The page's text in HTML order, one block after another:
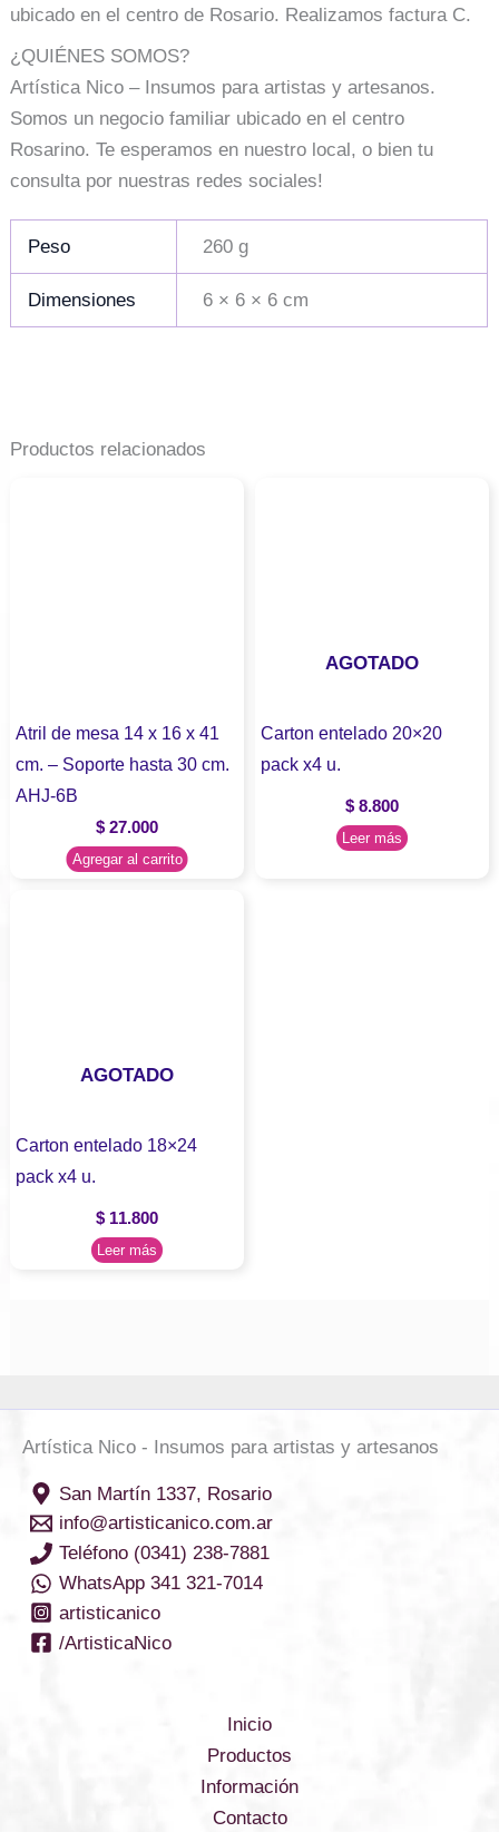
ubicado en el centro de Rosario. Realizamos factura C.
¿QUIÉNES SOMOS?
Artística Nico – Insumos para artistas y artesanos.
Somos un negocio familiar ubicado en el centro
Rosarino. Te esperamos en nuestro local, o bien tu
consulta por nuestras redes sociales!
Peso 260 g
Dimensiones 6 × 6 × 6 cm
Productos relacionados
Atril de mesa 14 x 16 x 41
cm. – Soporte hasta 30 cm.
AHJ-6B
$ 27.000
Agregar al carrito
AGOTADO
Carton entelado 20×20
pack x4 u.
$8.800
Leer más
AGOTADO
Carton entelado 18×24
pack x4 u.
$ 11.800
Leer más
Artística Nico - Insumos para artistas y artesanos
San Martín 1337, Rosario
info@artisticanico.com.ar
Teléfono (0341) 238-7881
WhatsApp 341 321-7014
artisticanico
/ArtisticaNico
Inicio
Productos
Información
Contacto